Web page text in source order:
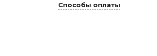
Способы оплаты